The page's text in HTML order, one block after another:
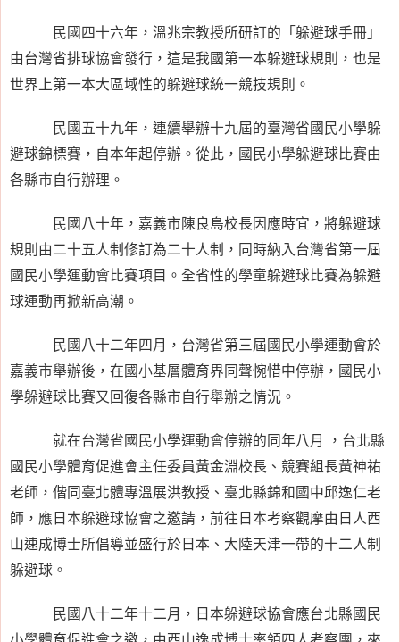
民國四十六年，溫兆宗教授所研訂的「躲避球手冊」
由台灣省排球協會發行，這是我國第一本躲避球規則，也是
世界上第一本大區域性的躲避球統一競技規則。
民國五十九年，連續舉辦十九屆的臺灣省國民小學躲
避球錦標賽，自本年起停辦。從此，國民小學躲避球比賽由
各縣市自行辦理。
民國八十年，嘉義市陳良島校長因應時宜，將躲避球
規則由二十五人制修訂為二十人制，同時納入台灣省第一屆
國民小學運動會比賽項目。全省性的學童躲避球比賽為躲避
球運動再掀新高潮。
民國八十二年四月，台灣省第三屆國民小學運動會於
嘉義市舉辦後，在國小基層體育界同聲惋惜中停辦，國民小
學躲避球比賽又回復各縣市自行舉辦之情況。
就在台灣省國民小學運動會停辦的同年八月 ，台北縣
國民小學體育促進會主任委員黃金淵校長、競賽組長黃神祐
老師，偕同臺北體專溫展洪教授、臺北縣錦和國中邱逸仁老
師，應日本躲避球協會之邀請，前往日本考察觀摩由日人西
山速成博士所倡導並盛行於日本、大陸天津一帶的十二人制
躲避球。
民國八十二年十二月，日本躲避球協會應台北縣國民